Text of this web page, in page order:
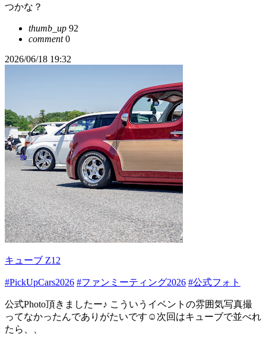
つかな？
thumb_up 92
comment0
2026/06/18 19:32
キューブ Z12
#PickUpCars2026 #ファンミーティング2026 #公式フォト
公式Photo頂きましたー♪ こういうイベントの雰囲気写真撮
ってなかったんでありがたいです☺️次回はキューブで並べれ
たら、、